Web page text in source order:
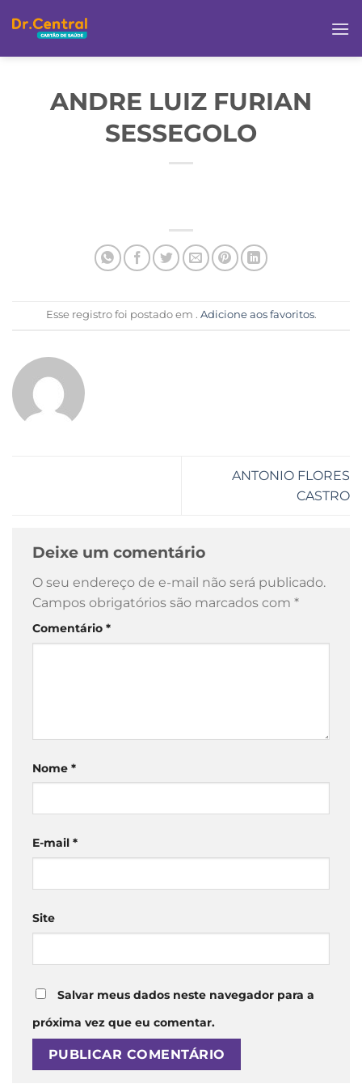
ANDRE LUIZ FURIAN
SESSEGOLO
Esse registro foi postado em . Adicione aos favoritos.
ANTONIO FLORES
CASTRO
Deixe um comentário
O seu endereço de e-mail não será publicado.
Campos obrigatórios são marcados com *
Comentário *
Nome *
E-mail *
Site
Salvar meus dados neste navegador para a
próxima vez que eu comentar.